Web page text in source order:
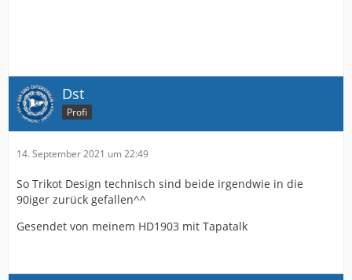
Dst
Profi
14. September 2021 um 22:49
So Trikot Design technisch sind beide irgendwie in die
90iger zurück gefallen^^
Gesendet von meinem HD1903 mit Tapatalk